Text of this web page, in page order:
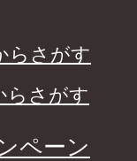
らさがす
らさがす
ペーン